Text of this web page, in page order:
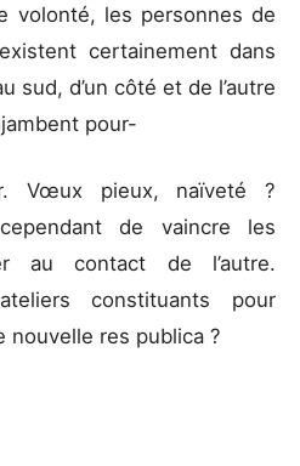
volonté, les personnes de
certainement dans
sud, d’un côté et de l’autre
pour-
Vœux pieux, naïveté ?
de vaincre les
au contact de l’autre.
constituants pour
nouvelle res publica ?